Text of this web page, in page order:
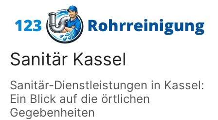
Inhalt
Sanitär Kassel
Sanitär-Dienstleistungen in Kassel:
Ein Blick auf die örtlichen
Gegebenheiten